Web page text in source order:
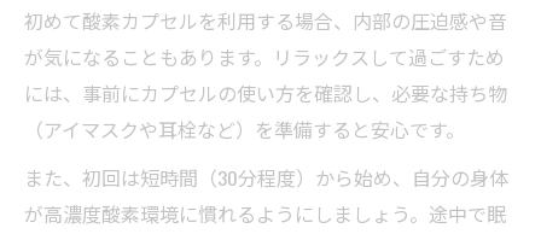
初めて酸素カプセルを利用する場合、内部の圧迫感や音
が気になることもあります。リラックスして過ごすため
には、事前にカプセルの使い方を確認し、必要な持ち物
（アイマスクや耳栓など）を準備すると安心です。
また、初回は短時間（30分程度）から始め、自分の身体
が高濃度酸素環境に慣れるようにしましょう。途中で眠